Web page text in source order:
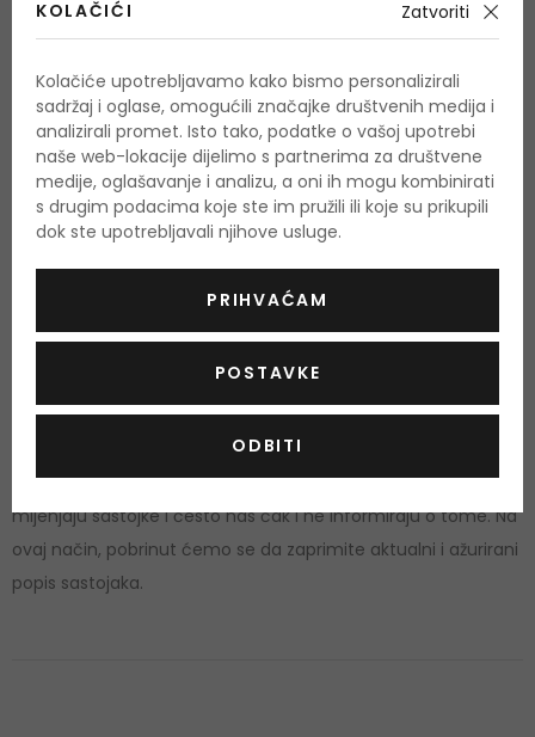
Dopustite da Vas odnese val svježine popraćen željom i
strašću. Očarajte svoje okruženje parfemskom vodom Light
Blue Eau Intense. Dolce & Gabbana Light Blue Eau Intense
predstavljena je 2017. godine.
UPOTREBA
Parfemski proizvodi namijenjeni su odraslima. Sadrže alkohol,
zapaljivi su i, ako se pogrešno koriste, također su opasni.
Zapaljivo! Nemojte ga koristiti u blizini vatre! Ne
nanositi blizu očiju ili nadražene i osjetljive kože. Rok trajanja
nakon otvaranja označen je na ambalaži.
Ukoliko želite dobiti popis sastojaka za ovaj proizvod, molimo
Vas da nam pošaljete e-mail i mi ćemo vam poslati sliku
proizvoda sa prikazanim sastojcima. Proizvođači redovito
mijenjaju sastojke i često nas čak i ne informiraju o tome. Na
ovaj način, pobrinut ćemo se da zaprimite aktualni i ažurirani
popis sastojaka.
KOLAČIĆI Zatvoriti
Kolačiće upotrebljavamo kako bismo personalizirali
sadržaj i oglase, omogućili značajke društvenih medija i
analizirali promet. Isto tako, podatke o vašoj upotrebi
naše web-lokacije dijelimo s partnerima za društvene
medije, oglašavanje i analizu, a oni ih mogu kombinirati
s drugim podacima koje ste im pružili ili koje su prikupili
dok ste upotrebljavali njihove usluge.
PRIHVAĆAM
POSTAVKE
ODBITI